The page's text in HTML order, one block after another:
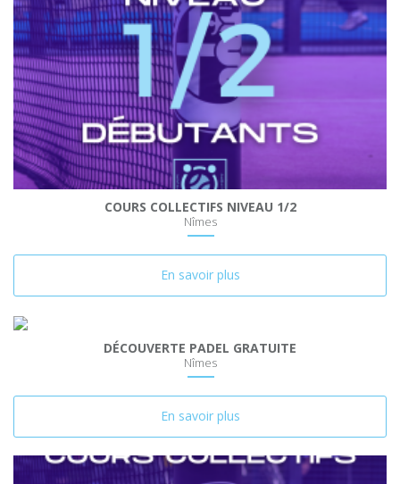
COURS COLLECTIFS NIVEAU 1/2
Nîmes
En savoir plus
DÉCOUVERTE PADEL GRATUITE
Nîmes
En savoir plus